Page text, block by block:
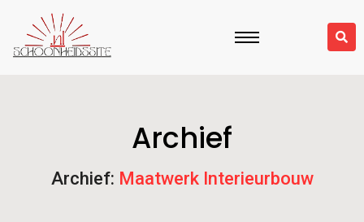
Archief
Archief: Maatwerk Interieurbouw